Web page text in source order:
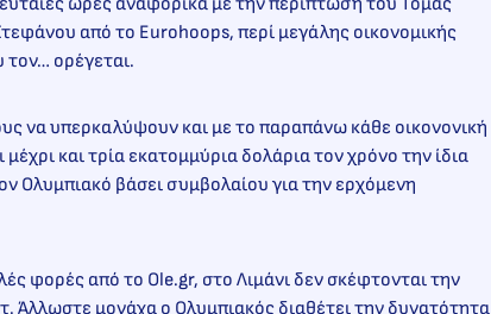
από το Eurohoops, περί μεγάλης οικονομικής
ορέγεται.
να υπερκαλύψουν και με το παραπάνω κάθε οικονονική
και τρία εκατομμύρια δολάρια τον χρόνο την ίδια
Ολυμπιακό βάσει συμβολαίου για την ερχόμενη
φορές από το Ole.gr, στο Λιμάνι δεν σκέφτονται την
Άλλωστε μονάχα ο Ολυμπιακός διαθέτει την δυνατότητα